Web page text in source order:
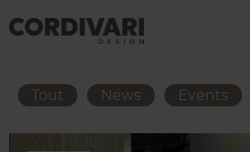
Tout News Events